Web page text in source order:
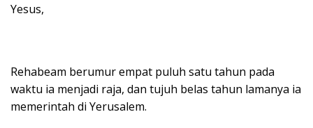
Yesus,
Rehabeam berumur empat puluh satu tahun pada
waktu ia menjadi raja, dan tujuh belas tahun lamanya ia
memerintah di Yerusalem.